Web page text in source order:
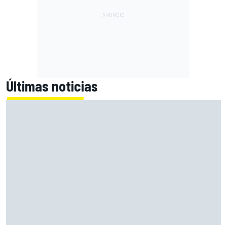
Últimas noticias